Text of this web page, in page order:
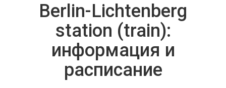
Berlin-Lichtenberg
station (train):
информация и
расписание